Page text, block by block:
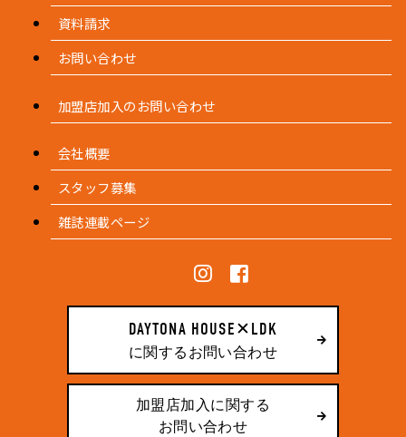
資料請求
お問い合わせ
加盟店加入のお問い合わせ
会社概要
スタッフ募集
雑誌連載ページ
DAYTONA HOUSE✕LDK
に関するお問い合わせ
加盟店加入に関する
お問い合わせ